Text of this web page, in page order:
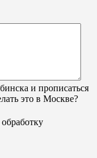
и прописаться
это в Москве?
обработку